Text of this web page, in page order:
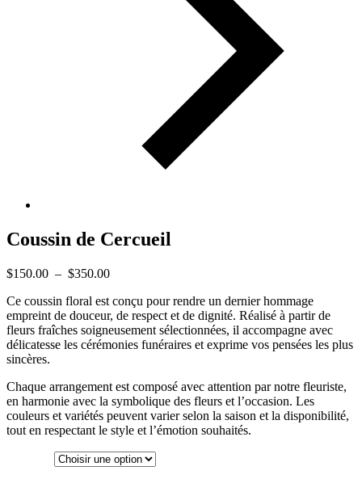
Coussin de Cercueil
$150.00 – $350.00Plage
prix :
$150.00
à
$350.00
Ce coussin floral est conçu pour rendre un dernier hommage
empreint de douceur, de respect et de dignité. Réalisé à partir de
fleurs fraîches soigneusement sélectionnées, il accompagne avec
délicatesse les cérémonies funéraires et exprime vos pensées les plus
sincères.
Chaque arrangement est composé avec attention par notre fleuriste,
en harmonie avec la symbolique des fleurs et l’occasion. Les
couleurs et variétés peuvent varier selon la saison et la disponibilité,
tout en respectant le style et l’émotion souhaités.